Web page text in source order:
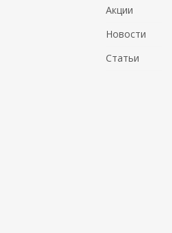
Акции
Новости
Статьи